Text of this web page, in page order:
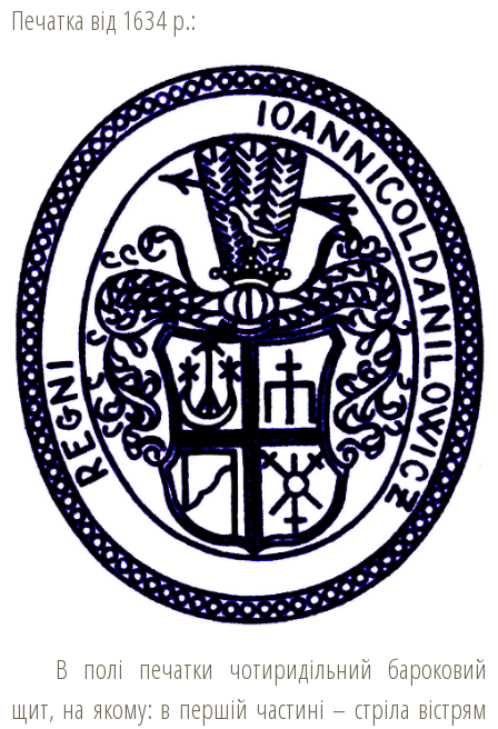
Печатка від 1634 р.:
В полі печатки чотиридільний бароковий
щит, на якому: в першій частині – стріла вістрям